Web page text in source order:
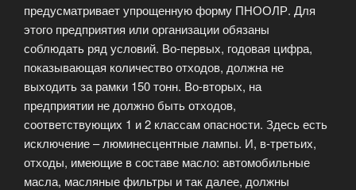
предусматривает упрощенную форму ПНООЛР. Для
этого предприятия или организации обязаны
соблюдать ряд условий. Во-первых, годовая цифра,
показывающая количество отходов, должна не
выходить за рамки 150 тонн. Во-вторых, на
предприятии не должно быть отходов,
соответствующих 1 и 2 классам опасности. Здесь есть
исключение – люминесцентные лампы. И, в-третьих,
отходы, имеющие в составе масло: автомобильные
масла, масляные фильтры и так далее, должны